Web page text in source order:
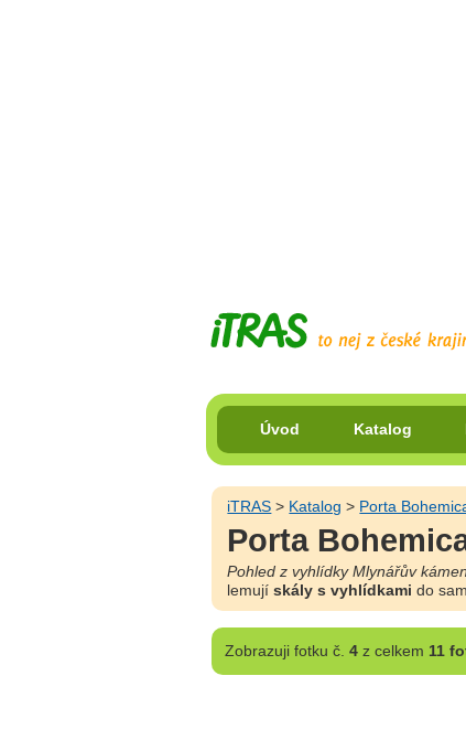
Úvod Katalog
iTRAS > Katalog > Porta
Porta
Pohled z vyhlídky Mlynářův
lemují skály s vyhlídkami do
Zobrazujifotku č. 4z celkem 11